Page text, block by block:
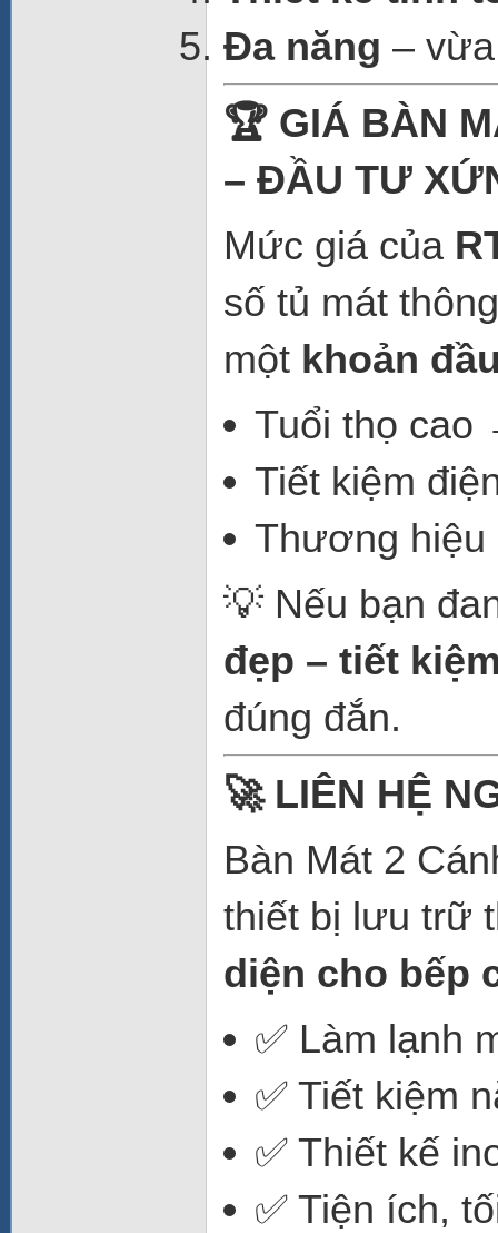
Đa năng –
🏆 GIÁ BÀN
– ĐẦU TƯ
Mức giá của
số tủ mát
một khoản
Tuổi thọ cao
Tiết kiệm
Thương
💡 Nếu bạn
đẹp – tiết
đúng đắn.
🚀 LIÊN HỆ
Bàn Mát 2
thiết bị lưu trữ
diện cho bếp
✅ Làm lạnh
✅ Tiết kiệm
✅ Thiết kế
✅ Tiện ích,